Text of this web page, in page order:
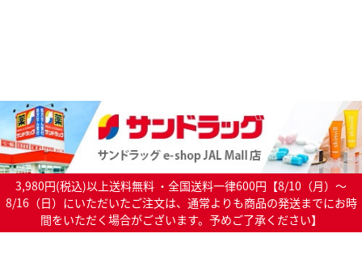
3,980円(税込)以上送料無料 ・全国送料一律600円【8/10（月）～
8/16（日）にいただいたご注文は、通常よりも商品の発送までにお時
間をいただく場合がございます。予めご了承ください】